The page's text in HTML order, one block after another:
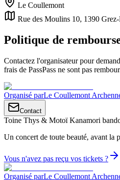
Le Coullemont
Rue des Moulins 10, 1390
Politique de
Contactez l'organisateur pour
frais de PassPass ne sont pas
Organisé parLe Coullemont
Contact
Toine Thys & Motoï Kanamori
Un concert de toute beauté, avant la
Vous n'avez pas reçu vos tickets ?
Organisé parLe Coullemont